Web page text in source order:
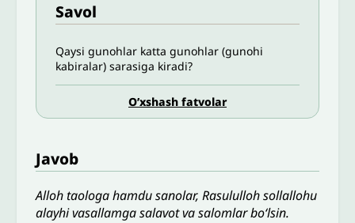
Savol
Qaysi gunohlar katta gunohlar (gunohi
kabiralar) sarasiga kiradi?
O’xshash fatvolar
Javob
Alloh taologa hamdu sanolar, Rasululloh sollallohu
alayhi vasallamga salavot va salomlar bo‘lsin.